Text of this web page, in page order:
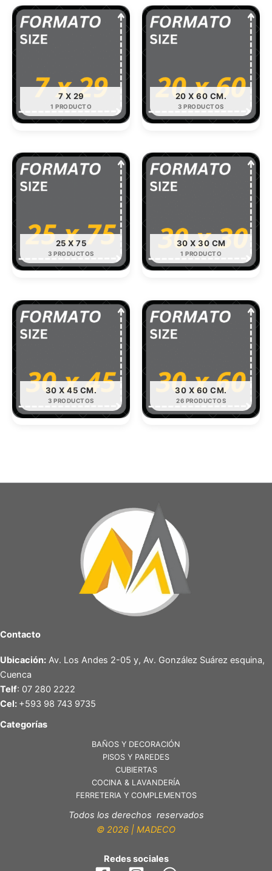
7 X 29
1 PRODUCTO
20 X 60 CM.
3 PRODUCTOS
25 X 75
3 PRODUCTOS
30 X 30 CM
1 PRODUCTO
30 X 45 CM.
3 PRODUCTOS
30 X 60 CM.
26 PRODUCTOS
Contacto
Ubicación: Av. Los Andes 2-05 y, Av. González Suárez esquina,
Cuenca
Telf: 07 280 2222
Cel: +593 98 743 9735
Categorías
BAÑOS Y DECORACIÓN
PISOS Y PAREDES
CUBIERTAS
COCINA & LAVANDERÍA
FERRETERIA Y COMPLEMENTOS
Todos los derechos reservados
© 2026 | MADECO
Redes sociales